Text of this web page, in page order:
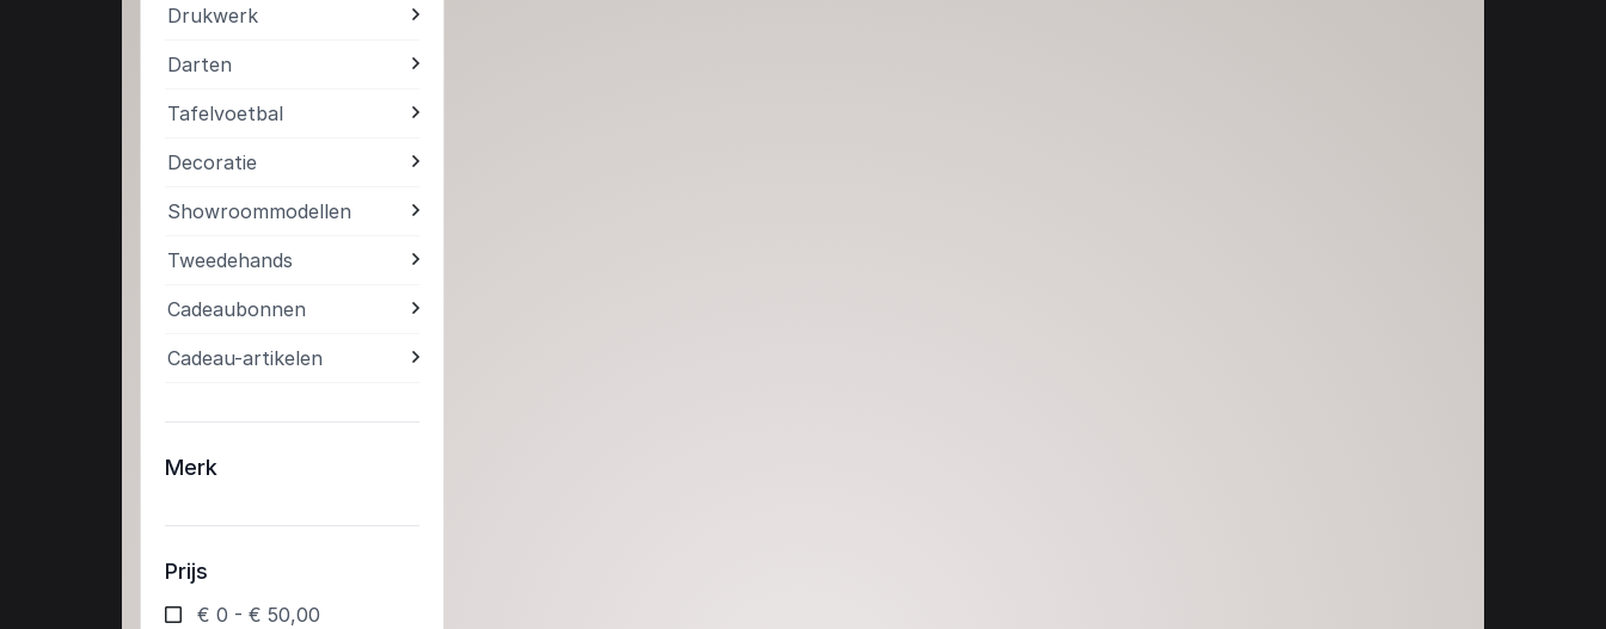
Drukwerk
Darten
Tafelvoetbal
Decoratie
Showroommodellen
Tweedehands
Cadeaubonnen
Cadeau-artikelen
Merk
Prijs
€ 0 - € 50,00